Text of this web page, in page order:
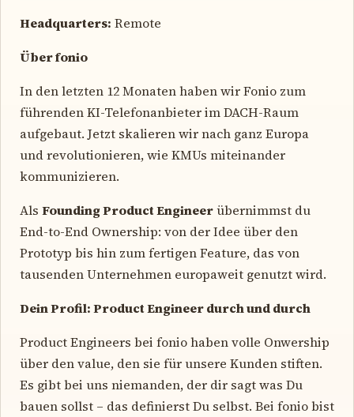
Headquarters: Remote
Über fonio
In den letzten 12 Monaten haben wir Fonio zum
führenden KI-Telefonanbieter im DACH-Raum
aufgebaut. Jetzt skalieren wir nach ganz Europa
und revolutionieren, wie KMUs miteinander
kommunizieren.
Als Founding Product Engineerübernimmst du
End-to-End Ownership: von der Idee über den
Prototyp bis hin zum fertigen Feature, das von
tausenden Unternehmen europaweit genutzt wird.
Dein Profil: Product Engineer durch und durch
Product Engineers bei fonio haben volle Onwership
über den value, den sie für unsere Kunden stiften.
Es gibt bei uns niemanden, der dir sagt was Du
bauen sollst – das definierst Du selbst. Bei fonio bist